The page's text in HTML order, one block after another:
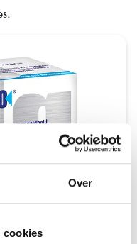
Over
cookies
11
JAAR